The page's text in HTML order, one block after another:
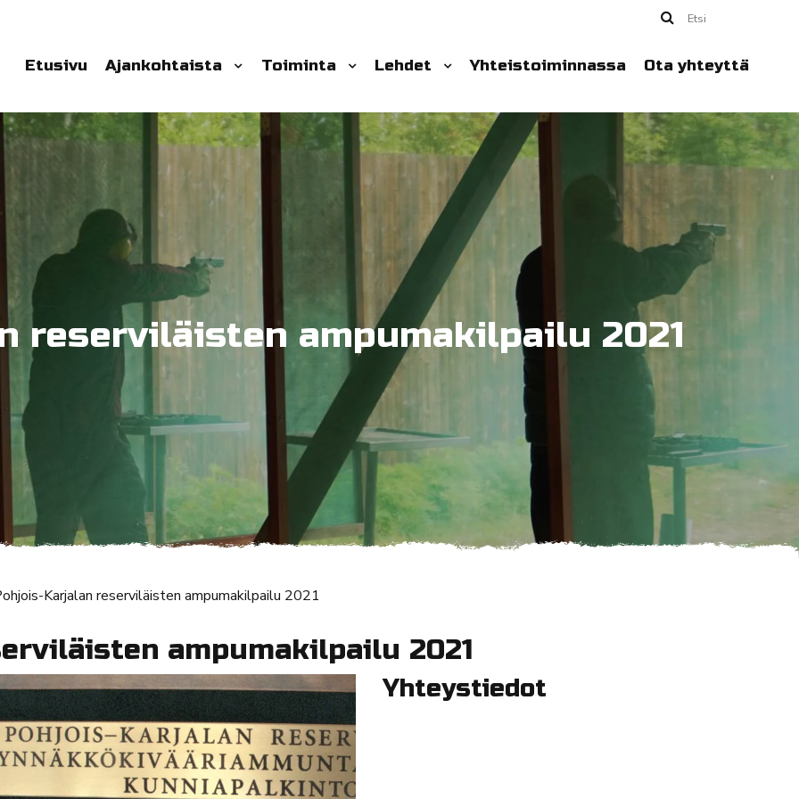
Etsi
Etusivu Ajankohtaista Toiminta Lehdet Yhteistoiminnassa Ota yhteyttä
reserviläisten ampumakilpailu 2021
Karjalan reserviläisten ampumakilpailu 2021
ampumakilpailu 2021
Yhteystiedot